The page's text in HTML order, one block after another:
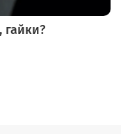
гайки?